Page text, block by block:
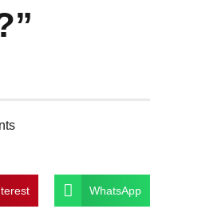
WhatsApp